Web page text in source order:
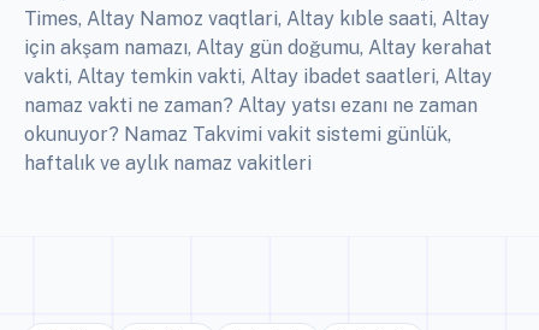
Times, Altay Namoz vaqtlari, Altay kıble saati, Altay
için akşam namazı, Altay gün doğumu, Altay kerahat
vakti, Altay temkin vakti, Altay ibadet saatleri, Altay
namaz vakti ne zaman? Altay yatsı ezanı ne zaman
okunuyor? Namaz Takvimi vakit sistemi günlük,
haftalık ve aylık namaz vakitleri